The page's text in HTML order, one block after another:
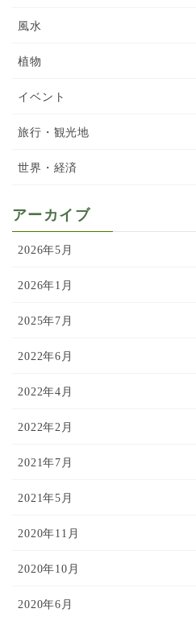
風水
植物
イベント
旅行・観光地
世界・経済
アーカイブ
2026年5月
2026年1月
2025年7月
2022年6月
2022年4月
2022年2月
2021年7月
2021年5月
2020年11月
2020年10月
2020年6月